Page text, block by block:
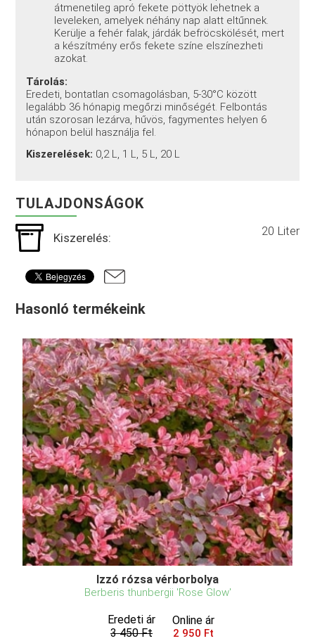
átmenetileg apró fekete pöttyök lehetnek a
leveleken, amelyek néhány nap alatt eltűnnek.
Kerülje a fehér falak, járdák befröcskölését, mert
a készítmény erős fekete színe elszínezheti
azokat.
Tárolás:
Eredeti, bontatlan csomagolásban, 5-30°C között
legalább 36 hónapig megőrzi minőségét. Felbontás
után szorosan lezárva, hűvös, fagymentes helyen 6
hónapon belül használja fel.
Kiszerelések: 0,2 L, 1 L, 5 L, 20 L
TULAJDONSÁGOK
Kiszerelés: 20 Liter
Hasonló termékeink
Izzó rózsa vérborbolya
Berberis thunbergii 'Rose Glow'
Eredeti ár
3 450 Ft
Online ár
2 950 Ft